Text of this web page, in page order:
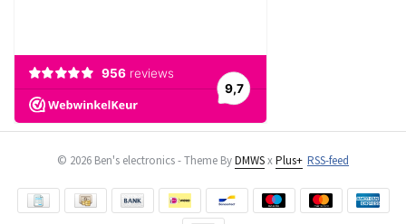
© 2026 Ben's electronics - Theme ByDMWSxPlus+ RSS-feed